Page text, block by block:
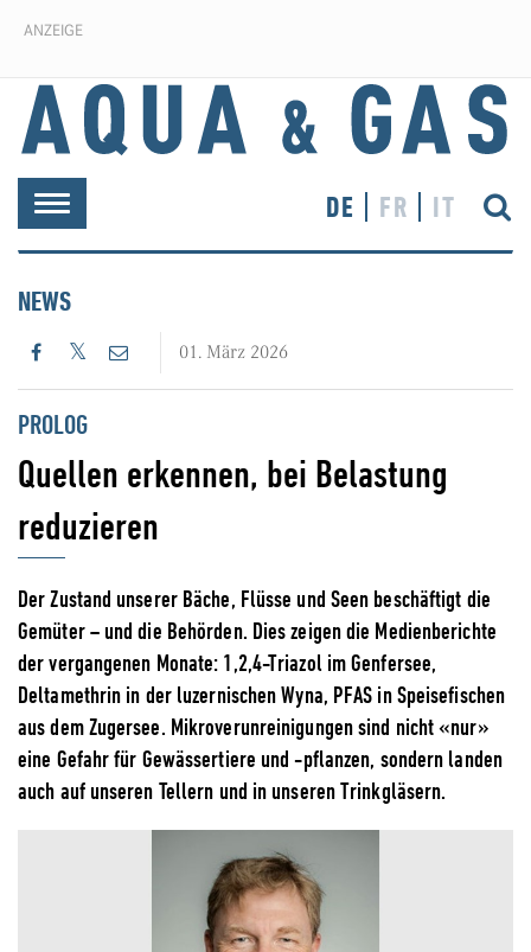
ANZEIGE
Toggle
navigation
DE FR IT
NEWS
01. März 2026
PROLOG
Quellen erkennen, bei Belastung
reduzieren
Der Zustand unserer Bäche, Flüsse und Seen beschäftigt die
Gemüter – und die Behörden. Dies zeigen die Medienberichte
der vergangenen Monate: 1,2,4-Triazol im Genfersee,
Deltamethrin in der luzernischen Wyna, PFAS in Speisefischen
aus dem Zugersee. Mikroverunreinigungen sind nicht «nur»
eine Gefahr für Gewässertiere und -pflanzen, sondern landen
auch auf unseren Tellern und in unseren Trinkgläsern.